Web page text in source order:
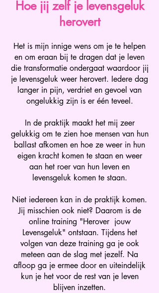
www.lotvanzuuk.nl.jpg
Hoe jij zelf je levensgeluk
herovert
Het is mijn innige wens om je te helpen
en om eraan bij te dragen dat je leven
die transformatie ondergaat waardoor jij
je levensgeluk weer herovert. Iedere dag
langer in pijn, verdriet en gevoel van
ongelukkig zijn is er één teveel.
In de praktijk maakt het mij zeer
gelukkig om te zien hoe mensen van hun
ballast afkomen en hoe ze weer in hun
eigen kracht komen te staan en weer
aan het roer van hun leven en
levensgeluk komen te staan.
Niet iedereen kan in de praktijk komen.
Jij misschien ook niet? Daarom is de
online training "Herover jouw
Levensgeluk" ontstaan. Tijdens het
volgen van deze training ga je ook
meteen aan de slag met jezelf. Na
afloop ga je ermee door en uiteindelijk
kun je het voor de rest van je leven
blijven inzetten.